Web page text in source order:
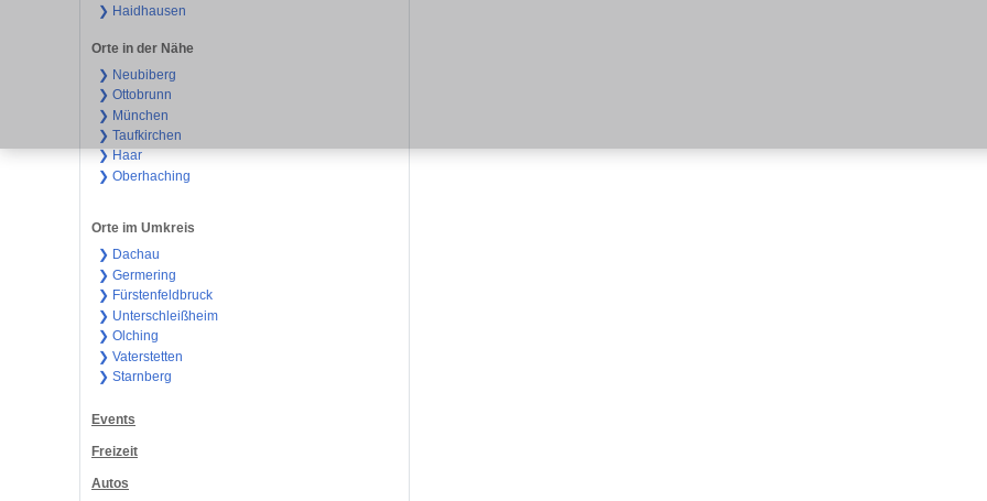
❯ Haidhausen
Orte in der Nähe
❯ Neubiberg
❯ Ottobrunn
❯ München
❯ Taufkirchen
❯ Haar
❯ Oberhaching
Orte im Umkreis
❯ Dachau
❯ Germering
❯ Fürstenfeldbruck
❯ Unterschleißheim
❯ Olching
❯ Vaterstetten
❯ Starnberg
Events
Freizeit
Autos